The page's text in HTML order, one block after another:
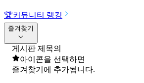
🏆커뮤니티 랭킹
즐겨찾기
게시판 제목의
아이콘을 선택하면
즐겨찾기에 추가됩니다.